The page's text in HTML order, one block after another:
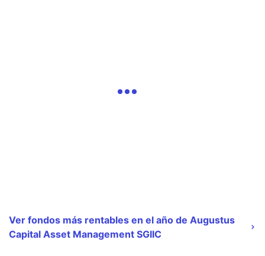
Ver fondos más rentables en el año de Augustus
Capital Asset Management SGIIC